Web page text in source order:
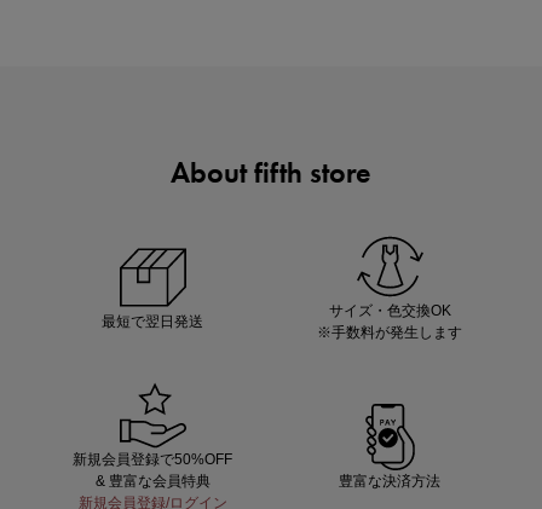
About fifth store
最短で翌日発送
サイズ・色交換OK
※手数料が発生します
新規会員登録で50%OFF
& 豊富な会員特典
新規会員登録/ログイン
豊富な決済方法